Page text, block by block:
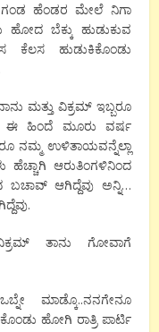
ಗಂಡ ಹೆಂಡರ ಮೇಲೆ ನಿಗಾ
ಬೆಕ್ಕು ಹುಡುಕುವ
ಕೆಲಸ ಹುಡುಕಿಕೊಂಡು
ಮತ್ತು ವಿಕ್ರಮ್ ಇಬ್ಬರೂ
ಹಿಂದೆ ಮೂರು ವರ್ಷ
ನಮ್ಮ ಉಳಿತಾಯವನ್ನೆಲ್ಲಾ
ಹೆಚ್ಚಾಗಿ ಆರುತಿಂಗಳಿನಿಂದ
ಬಚಾವ್ ಆಗಿದ್ದೆವು ಅನ್ನಿ…
ತಾನು ಗೋವಾಗೆ
ಮಾಡ್ಕೊ..ನನಗೇನೂ
ಹೋಗಿ ರಾತ್ರಿ ಪಾರ್ಟಿ